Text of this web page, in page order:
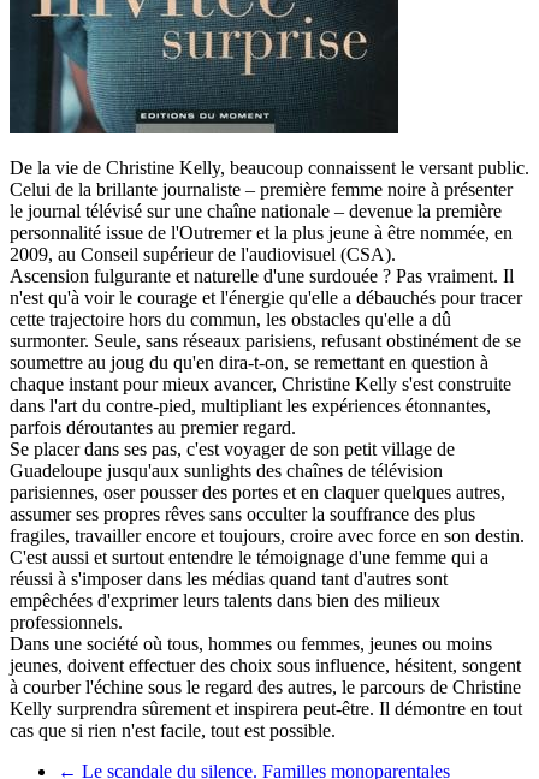
De la vie de Christine Kelly, beaucoup connaissent le versant public.
Celui de la brillante journaliste – première femme noire à présenter
le journal télévisé sur une chaîne nationale – devenue la première
personnalité issue de l'Outremer et la plus jeune à être nommée, en
2009, au Conseil supérieur de l'audiovisuel (CSA).
Ascension fulgurante et naturelle d'une surdouée ? Pas vraiment. Il
n'est qu'à voir le courage et l'énergie qu'elle a débauchés pour tracer
cette trajectoire hors du commun, les obstacles qu'elle a dû
surmonter. Seule, sans réseaux parisiens, refusant obstinément de se
soumettre au joug du qu'en dira-t-on, se remettant en question à
chaque instant pour mieux avancer, Christine Kelly s'est construite
dans l'art du contre-pied, multipliant les expériences étonnantes,
parfois déroutantes au premier regard.
Se placer dans ses pas, c'est voyager de son petit village de
Guadeloupe jusqu'aux sunlights des chaînes de télévision
parisiennes, oser pousser des portes et en claquer quelques autres,
assumer ses propres rêves sans occulter la souffrance des plus
fragiles, travailler encore et toujours, croire avec force en son destin.
C'est aussi et surtout entendre le témoignage d'une femme qui a
réussi à s'imposer dans les médias quand tant d'autres sont
empêchées d'exprimer leurs talents dans bien des milieux
professionnels.
Dans une société où tous, hommes ou femmes, jeunes ou moins
jeunes, doivent effectuer des choix sous influence, hésitent, songent
à courber l'échine sous le regard des autres, le parcours de Christine
Kelly surprendra sûrement et inspirera peut-être. Il démontre en tout
cas que si rien n'est facile, tout est possible.
← Le scandale du silence. Familles monoparentales